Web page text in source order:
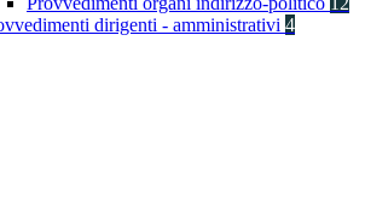
dirigenti - amministrativi 4